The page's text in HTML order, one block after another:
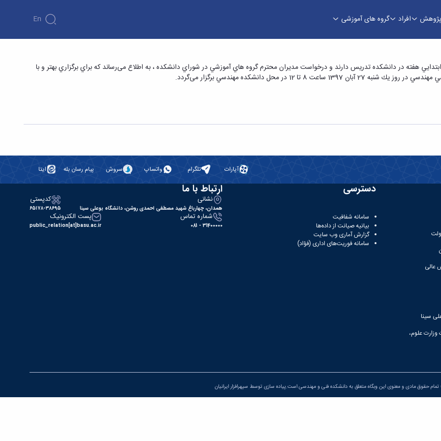
پژوهش افراد گروه های آموزشی En
در دانشکده مهندسی - دانشکده فنی و مهندسی
هفته در دانشكده تدريس دارند و درخواست مديران محترم گروه هاي آموزشي در شوراي دانشكده ، به اطلاع می‌رساند كه براي برگزاري بهتر و با
در محل دانشكده مهندسي برگزار می‌گردد.
آپارات تلگرام واتساپ سروش پیام رسان بله ایتا
عالی
سینا
علوم،
دسترسی
سامانه شفافیت
بیانیه صیانت از داده‌ها
گزارش آماری وب‌ سایت
سامانه فوریت‌های اداری (فؤاد)
ارتباط با ما
نشانی
همدان، چهارباغ شهید مصطفی احمدی روشن، دانشگاه بوعلی سینا
کدپستی
۶۵۱۷۸-۳۸۶۹۵
شماره تماس
31400000 - 081
پست الکترونیک
public_relation[at]basu.ac.ir
تمام حقوق مادی و معنوی این وبگاه متعلق به دانشکده فنی و مهندسی است.پیاده سازی توسط سپهرافزار ایرانیان